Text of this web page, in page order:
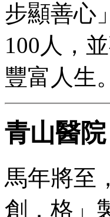
步顯善心
100人，
豐富人生。
青山醫
馬年將至
創．格」